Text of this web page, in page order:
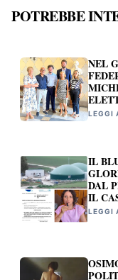
POTREBBE
NEL
LEGGI
IL
DAL
IL
LEGGI